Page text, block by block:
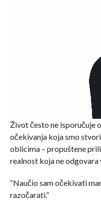
Život često ne isporučuje
očekivanja koja smo
oblicima – propuštene
realnost koja ne odgovara
“Naučio sam očekivati
razočarati.”